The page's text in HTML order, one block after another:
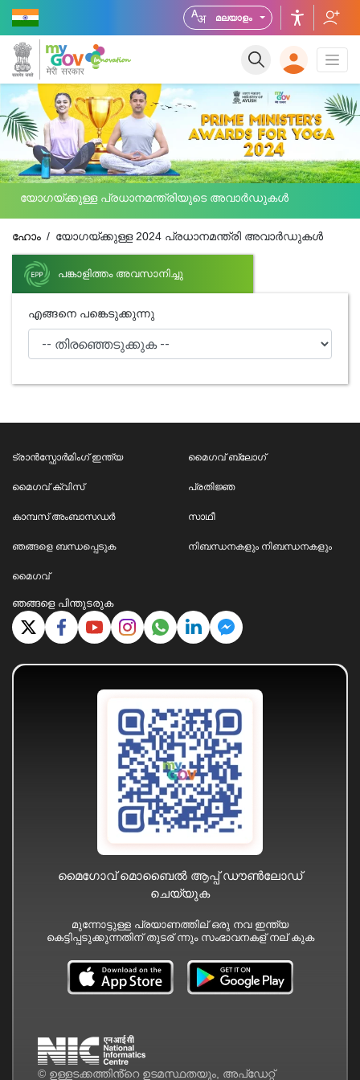
മലയാളം
യോഗയ്ക്കുള്ള പ്രധാനമന്ത്രിയുടെ അവാർഡുകൾ
ഹോം യോഗയ്ക്കുള്ള 2024 പ്രധാനമന്ത്രി അവാർഡുകൾ
പങ്കാളിത്തം അവസാനിച്ചു
എങ്ങനെ പങ്കെടുക്കുന്നു
ട്രാൻസ്ഫോർമിംഗ് ഇന്ത്യ മൈഗവ് ബ്ലോഗ്
മൈഗവ് ക്വിസ് പ്രതിജ്ഞ
കാമ്പസ് അംബാസഡർ സാഥീ
ഞങ്ങളെ ബന്ധപ്പെടുക നിബന്ധനകളും നിബന്ധനകളും
മൈഗവ്
ഞങ്ങളെ പിന്തുടരുക
© ഉള്ളടക്കത്തിൻ്റെ ഉടമസ്ഥതയും, അപ്ഡേറ്റ്
മൈഗോവ് മൊബൈൽ ആപ്പ് ഡൗൺലോഡ്
ചെയ്യുക
മുന്നോട്ടുള്ള പ്രയാണത്തില് ഒരു നവ ഇന്ത്യ
കെട്ടിപ്പടുക്കുന്നതിന് തുടര് ന്നും സംഭാവനകള് നല് കുക